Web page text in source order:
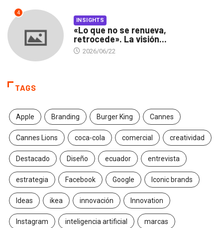
4
INSIGHTS
«Lo que no se renueva,
retrocede». La visión...
2026/06/22
TAGS
Apple Branding Burger King Cannes
Cannes Lions coca-cola comercial creatividad
Destacado Diseño ecuador entrevista
estrategia Facebook Google Iconic brands
Ideas ikea innovación Innovation
Instagram inteligencia artificial marcas